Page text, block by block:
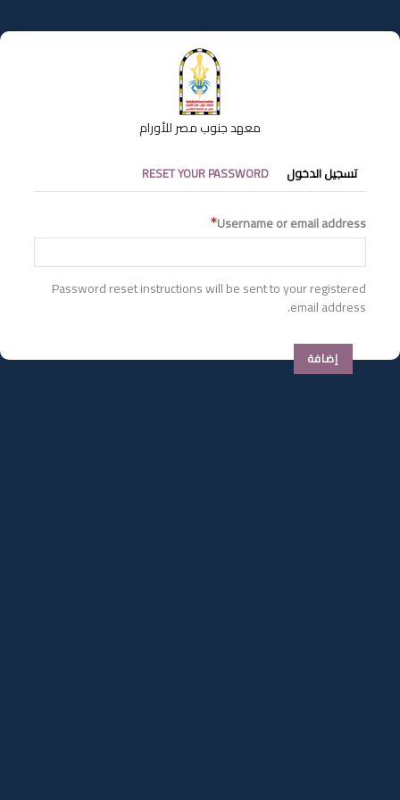
إلى
المحتوى
معهد جنوب مصر للأورام
التبويبات
الأساسية
تسجيل الدخول RESET YOUR PASSWORD
Username or email address
Password reset instructions will be sent to your registered
email address.